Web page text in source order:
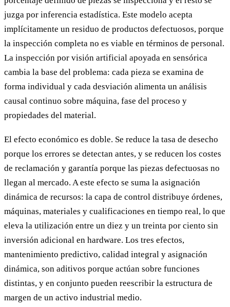
juzga por inferencia estadística. Este modelo acepta
implícitamente un residuo de productos defectuosos, porque
la inspección completa no es viable en términos de personal.
La inspección por visión artificial apoyada en sensórica
cambia la base del problema: cada pieza se examina de
forma individual y cada desviación alimenta un análisis
causal continuo sobre máquina, fase del proceso y
propiedades del material.
El efecto económico es doble. Se reduce la tasa de desecho
porque los errores se detectan antes, y se reducen los costes
de reclamación y garantía porque las piezas defectuosas no
llegan al mercado. A este efecto se suma la asignación
dinámica de recursos: la capa de control distribuye órdenes,
máquinas, materiales y cualificaciones en tiempo real, lo que
eleva la utilización entre un diez y un treinta por ciento sin
inversión adicional en hardware. Los tres efectos,
mantenimiento predictivo, calidad integral y asignación
dinámica, son aditivos porque actúan sobre funciones
distintas, y en conjunto pueden reescribir la estructura de
margen de un activo industrial medio.